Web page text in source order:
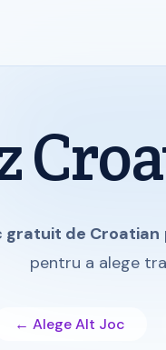
gratuit de Croatian
pentru a alege
← Alege Alt Joc